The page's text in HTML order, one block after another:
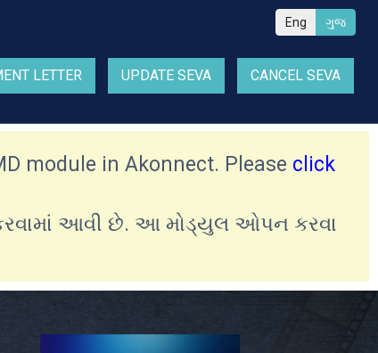
Eng ગુજ
LETTER UPDATE SEVA CANCEL SEVA
module in Akonnect. Please click
આવી છે. આ મોડ્યુલ ઓપન કરવા